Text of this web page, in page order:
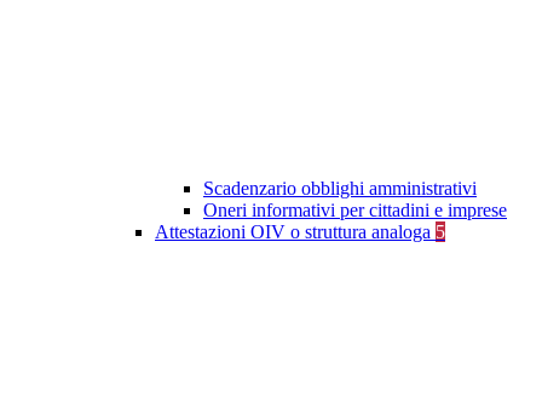
Scadenzario obblighi amministrativi
Oneri informativi per cittadini e imprese
Attestazioni OIV o struttura analoga 5